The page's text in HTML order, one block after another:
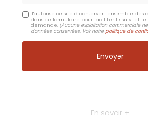
J'autorise ce site à conserver l'ensemble des
dans ce formulaire pour faciliter le suivi et
demande. (Aucune exploitation commerciale
données conservées. Voir notrepolitique de
En savoir +